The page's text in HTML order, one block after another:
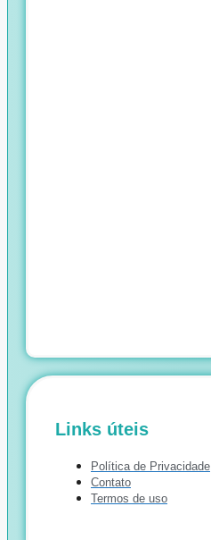
Links úteis
Política de Privacidade
Contato
Termos de uso